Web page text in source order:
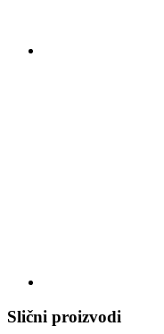
Slični proizvodi